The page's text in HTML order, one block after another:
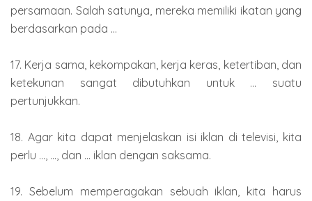
persamaan. Salah satunya, mereka memiliki ikatan yang
berdasarkan pada ...
17. Kerja sama, kekompakan, kerja keras, ketertiban, dan
ketekunan sangat dibutuhkan untuk ... suatu
pertunjukkan.
18. Agar kita dapat menjelaskan isi iklan di televisi, kita
perlu ..., ..., dan ... iklan dengan saksama.
19. Sebelum memperagakan sebuah iklan, kita harus